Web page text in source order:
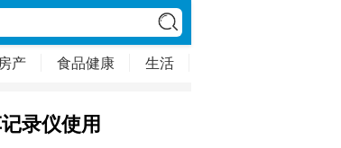
房产 食品健康 生活
录仪使用